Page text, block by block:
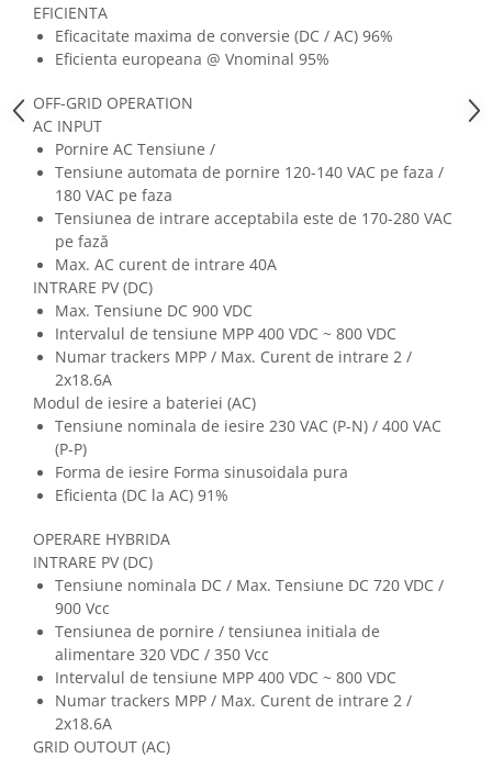
Surse de Alimentare si Accesorii
Banda LED
Profile Aluminiu pentru Banda LED
Iluminat Industrial
Corpuri Liniare LED Industriale
Corp Iluminat Led Highbay
Iluminat Stradal
Iluminat de Urgență
Videointerfoane Si Interfoane
Kituri Legrand
Statii Incarcare Electrice
Stalpi Octogonali Galvanizati
Stalpi de Iluminat
Brate + accesorii
Stalpi Decorativi
Plafoniere cu ventilator integrat
EFICIENTA
Eficacitate maxima de conversie (DC / AC) 96%
Eficienta europeana @ Vnominal 95%
OFF-GRID OPERATION
AC INPUT
Pornire AC Tensiune /
Tensiune automata de pornire 120-140 VAC pe faza /
180 VAC pe faza
Tensiunea de intrare acceptabila este de 170-280 VAC
pe fază
Max. AC curent de intrare 40A
INTRARE PV (DC)
Max. Tensiune DC 900 VDC
Intervalul de tensiune MPP 400 VDC ~ 800 VDC
Numar trackers MPP / Max. Curent de intrare 2 /
2x18.6A
Modul de iesire a bateriei (AC)
Tensiune nominala de iesire 230 VAC (P-N) / 400 VAC
(P-P)
Forma de iesire Forma sinusoidala pura
Eficienta (DC la AC) 91%
OPERARE HYBRIDA
INTRARE PV (DC)
Tensiune nominala DC / Max. Tensiune DC 720 VDC /
900 Vcc
Tensiunea de pornire / tensiunea initiala de
alimentare 320 VDC / 350 Vcc
Intervalul de tensiune MPP 400 VDC ~ 800 VDC
Numar trackers MPP / Max. Curent de intrare 2 /
2x18.6A
GRID OUTOUT (AC)